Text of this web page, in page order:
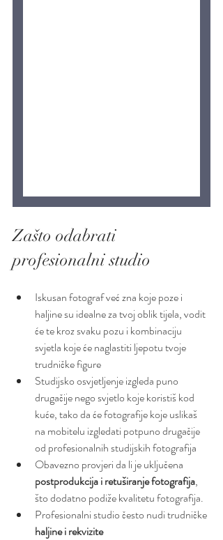
Zašto odabrati
profesionalni studio
Iskusan fotograf već zna koje poze i
haljine su idealne za tvoj oblik tijela, vodit
će te kroz svaku pozu i kombinaciju
svjetla koje će naglastiti ljepotu tvoje
trudničke figure
Studijsko osvjetljenje izgleda puno
drugačije nego svjetlo koje koristiš kod
kuće, tako da će fotografije koje uslikaš
na mobitelu izgledati potpuno drugačije
od profesionalnih studijskih fotografija
Obavezno provjeri da li je uključena
postprodukcija i retuširanje fotografija,
što dodatno podiže kvalitetu fotografija.
Profesionalni studio često nudi trudničke
haljine i rekvizite